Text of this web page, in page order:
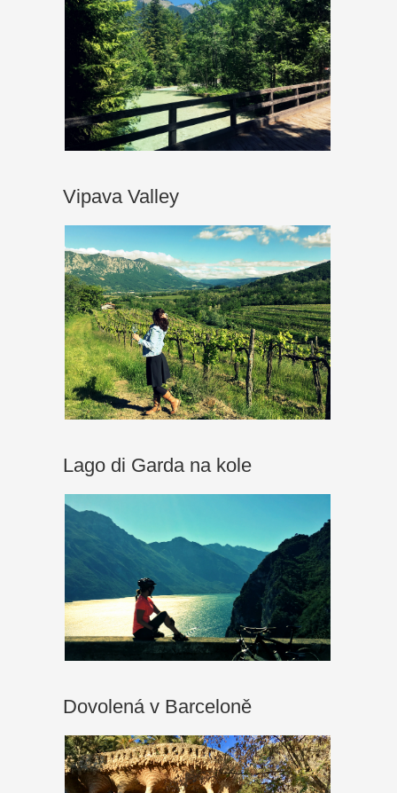
Vipava Valley
Lago di Garda na kole
Dovolená v Barceloně